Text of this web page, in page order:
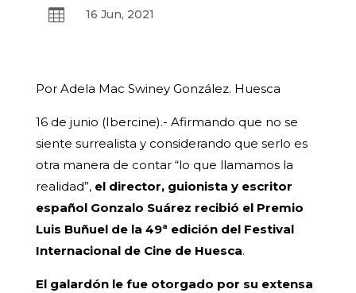
 16 Jun, 2021
Por Adela Mac Swiney González. Huesca
16 de junio (Ibercine).- Afirmando que no se
siente surrealista y considerando que serlo es
otra manera de contar “lo que llamamos la
realidad”, el director, guionista y escritor
español Gonzalo Suárez recibió el Premio
Luis Buñuel de la 49ª edición del Festival
Internacional de Cine de Huesca.
El galardón le fue otorgado por su extensa